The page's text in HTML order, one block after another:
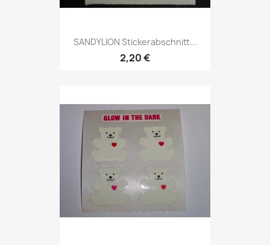
SANDYLION Stickerabschnitt...
2,20 €